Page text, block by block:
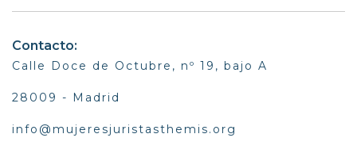
Contacto:
Calle Doce de Octubre, nº 19, bajo A
28009 - Madrid
info@mujeresjuristasthemis.org